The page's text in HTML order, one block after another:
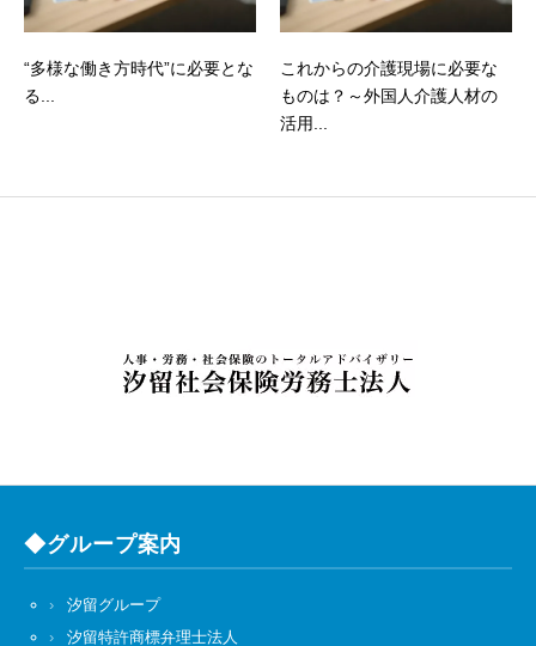
“多様な働き方時代”に必要とな
る...
これからの介護現場に必要な
ものは？～外国人介護人材の
活用...
◆グループ案内
汐留グループ
汐留特許商標弁理士法人